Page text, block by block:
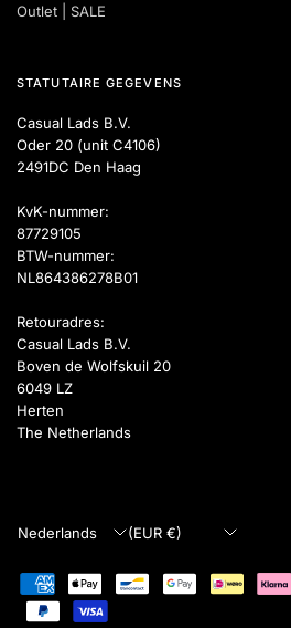
Outlet | SALE
STATUTAIRE GEGEVENS
Casual Lads B.V.
Oder 20 (unit C4106)
2491DC Den Haag
KvK-nummer:
87729105
BTW-nummer:
NL864386278B01
Retouradres:
Casual Lads B.V.
Boven de Wolfskuil 20
6049 LZ
Herten
The Netherlands
Land/regio
Land/regio